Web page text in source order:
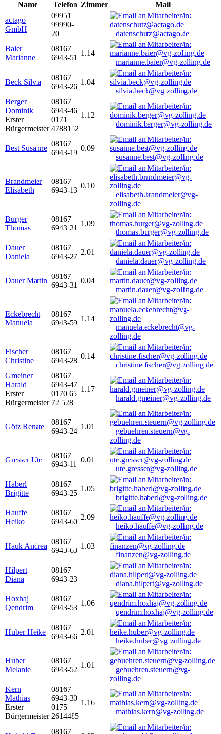
Name
Telefon Zimmer
Mail
actago
GmbH
09951
99990-
20
datenschutz@actago.de
Baier
Marianne
08167
6943-51
1.14
marianne.baier@vg-zolling.de
Beck Silvia
08167
6943-26
1.04
silvia.beck@vg-zolling.de
Berger
Dominik
Erster
Bürgermeister
08167
6943-46
0171
4788152
1.12
dominik.berger@vg-zolling.de
Best Susanne
08167
6943-19
0.09
susanne.best@vg-zolling.de
Brandmeier
Elisabeth
08167
6943-13
0.10
elisabeth.brandmeier@vg-
zolling.de
Burger
Thomas
08167
6943-21
1.09
thomas.burger@vg-zolling.de
Dauer
Daniela
08167
6943-27
2.01
daniela.dauer@vg-zolling.de
Dauer Martin
08167
6943-31
0.04
martin.dauer@vg-zolling.de
Eckebrecht
Manuela
08167
6943-59
1.14
manuela.eckebrecht@vg-
zolling.de
Fischer
Christine
08167
6943-28
0.14
christine.fischer@vg-zolling.de
Gmeiner
Harald
Erster
Bürgermeister
08167
6943-47
0170 65
72 528
1.17
harald.gmeiner@vg-zolling.de
Götz Renate
08167
6943-24
1.01
gebuehren.steuern@vg-
zolling.de
Gresser Ute
08167
6943-11
0.01
ute.gresser@vg-zolling.de
Haberl
Brigitte
08167
6943-25
1.05
brigitte.haberl@vg-zolling.de
Hauffe
Heiko
08167
6943-60
2.09
heiko.hauffe@vg-zolling.de
Hauk Andrea
08167
6943-63
1.03
finanzen@vg-zolling.de
Hilpert
Diana
08167
6943-23
diana.hilpert@vg-zolling.de
Hoxhaj
Qendrim
08167
6943-53
1.06
qendrim.hoxhaj@vg-zolling.de
Huber Heike
08167
6943-66
2.01
heike.huber@vg-zolling.de
Huber
Melanie
08167
6943-52
1.01
gebuehren.steuern@vg-
zolling.de
Kern
Mathias
Erster
Bürgermeister
08167
6943-30
0175
2614485
1.16
mathias.kern@vg-zolling.de
08167